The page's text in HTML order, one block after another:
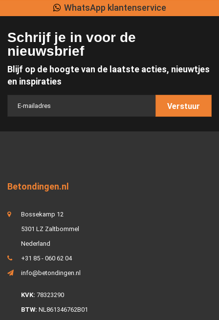
WhatsApp klantenservice
Schrijf je in voor de
nieuwsbrief
Blijf op de hoogte van de laatste acties, nieuwtjes
en inspiraties
Verstuur
Betondingen.nl
Bossekamp 12
5301 LZ Zaltbommel
Nederland
+31 85 - 060 62 04
info@betondingen.nl
KVK: 78323290
BTW: NL861346762B01